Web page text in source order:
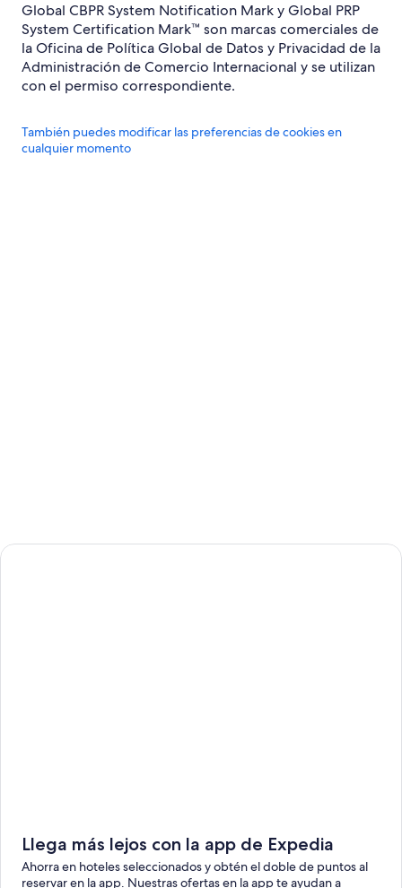
Global CBPR System Notification Mark y Global PRP
System Certification Mark™ son marcas comerciales de
la Oficina de Política Global de Datos y Privacidad de la
Administración de Comercio Internacional y se utilizan
con el permiso correspondiente.
También puedes modificar las preferencias de cookies en
cualquier momento
Llega más lejos con la app de Expedia
Ahorra en hoteles seleccionados y obtén el doble de puntos al
reservar en la app. Nuestras ofertas en la app te ayudan a